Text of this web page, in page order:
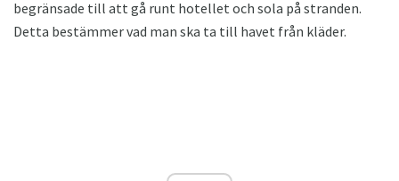
begränsade till att gå runt hotellet och sola på stranden.
Detta bestämmer vad man ska ta till havet från kläder.